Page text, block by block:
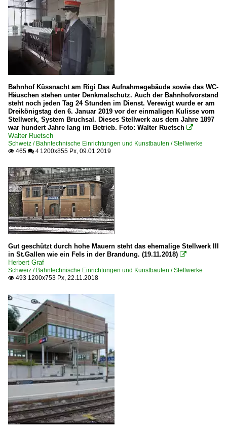
Bahnhof Küssnacht am Rigi Das Aufnahmegebäude sowie das WC-
Häuschen stehen unter Denkmalschutz. Auch der Bahnhofvorstand
steht noch jeden Tag 24 Stunden im Dienst. Verewigt wurde er am
Dreikönigstag den 6. Januar 2019 vor der einmaligen Kulisse vom
Stellwerk, System Bruchsal. Dieses Stellwerk aus dem Jahre 1897
war hundert Jahre lang im Betrieb. Foto: Walter Ruetsch 
Walter Ruetsch
Schweiz / Bahntechnische Einrichtungen und Kunstbauten / Stellwerke
 465  4 1200x855 Px, 09.01.2019
Gut geschützt durch hohe Mauern steht das ehemalige Stellwerk III
in St.Gallen wie ein Fels in der Brandung. (19.11.2018) 
Herbert Graf
Schweiz / Bahntechnische Einrichtungen und Kunstbauten / Stellwerke
 493 1200x753 Px, 22.11.2018